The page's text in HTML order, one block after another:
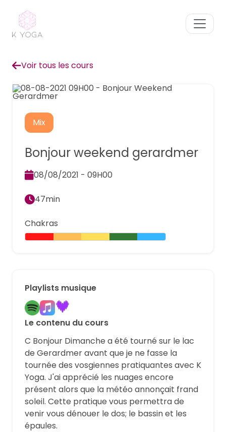
Voir tous les cours
Mix
Chakras
Bonjour weekend gerardmer
08/08/2021 - 09H00
47min
Playlists musique
Le contenu du cours
C Bonjour Dimanche a été tourné sur le lac
de Gerardmer avant que je ne fasse la
tournée des vosgiennes pratiquantes avec K
Yoga. J'ai apprécié les nuages encore
présent alors que la météo annonçait frand
soleil. Cette pratique vous permettra de
venir vous dénouer le dos; le bassin et les
épaules.